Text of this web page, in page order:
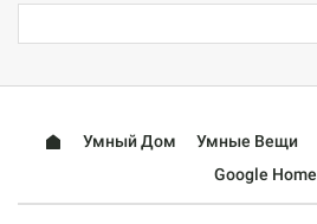
Умный Дом Умные Вещи
Google Home